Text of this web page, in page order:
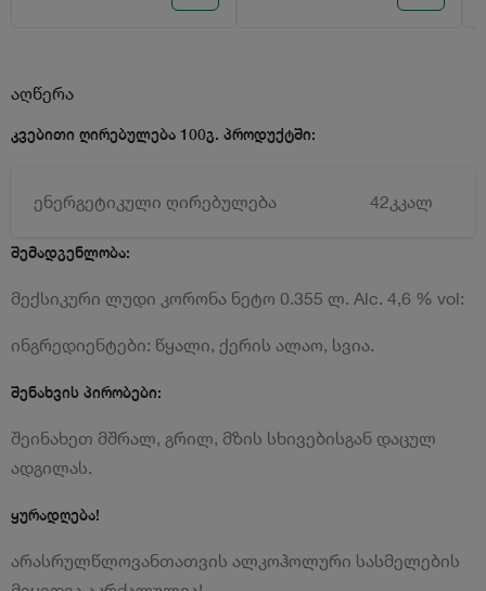
აღწერა
კვებითი ღირებულება 100გ. პროდუქტში:
ენერგეტიკული ღირებულება 42კკალ
შემადგენლობა:
მექსიკური ლუდი კორონა ნეტო 0.355 ლ. Alc. 4,6 % vol:
ინგრედიენტები: წყალი, ქერის ალაო, სვია.
შენახვის პირობები:
შეინახეთ მშრალ, გრილ, მზის სხივებისგან დაცულ
ადგილას.
ყურადღება!
არასრულწლოვანთათვის ალკოჰოლური სასმელების